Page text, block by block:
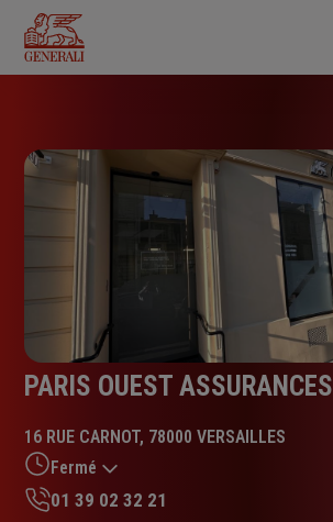
contenu
principal
PARIS OUEST ASSURANCES
16 RUE CARNOT, 78000 VERSAILLES
Fermé
01 39 02 32 21